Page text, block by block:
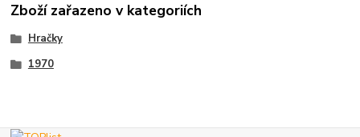
Zboží zařazeno v kategoriích
Hračky
1970